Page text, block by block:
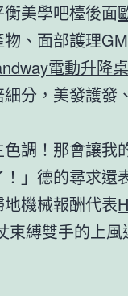
美學吧檯後面
、面部護理
電動升降桌
細分，美發護發
調！那會讓我
」德的尋求還
機械報酬代表
束縛雙手的上風